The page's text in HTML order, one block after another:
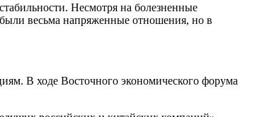
Несмотря на болезненные
весьма напряженные отношения, но в
В ходе Восточного экономического форума